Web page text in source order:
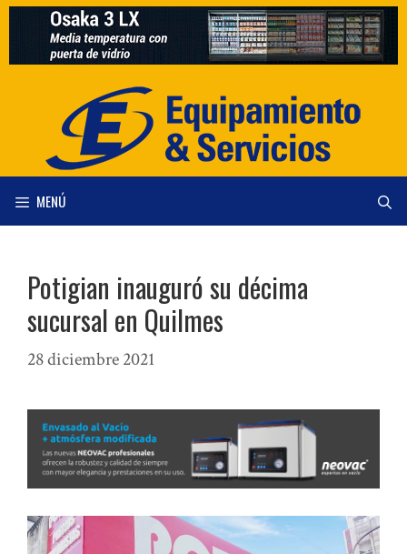
Saltar
contenido
MENÚ
Potigian inauguró su décima
sucursal en Quilmes
28 diciembre 2021